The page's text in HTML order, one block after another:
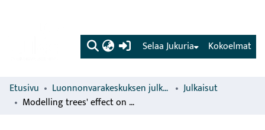
(current) Kokoelmat
Selaa Jukuria
Etusivu Luonnonvarakeskuksen julkaisut
Julkaisut
Modelling trees' effect on maize in the Grevillea robusta + maize system in Central Kenya